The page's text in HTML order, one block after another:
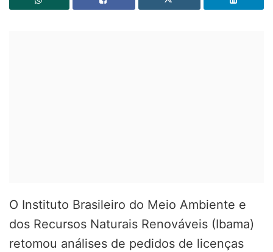
O Instituto Brasileiro do Meio Ambiente e
dos Recursos Naturais Renováveis (Ibama)
retomou análises de pedidos de licenças